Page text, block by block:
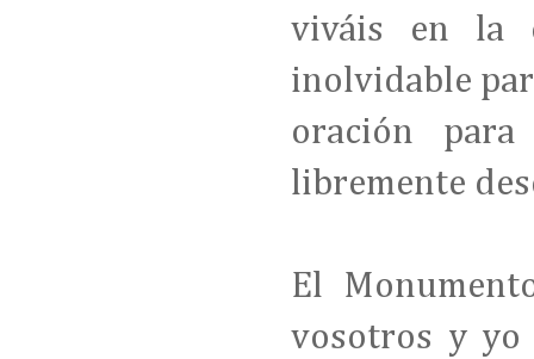
viváis en la
inolvidable
oración
libremente
El
vosotros y yo